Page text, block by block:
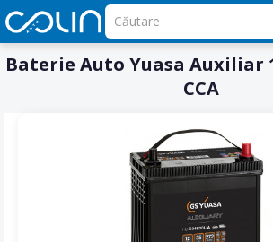
Baterie Auto Yuasa Auxiliar
CCA